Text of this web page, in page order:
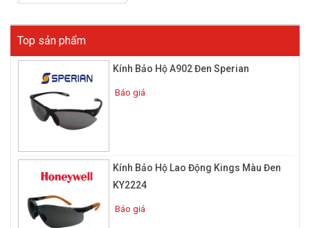
cong theo hình dáng khuôn mặt, giúp ôm sát phần mắt và ngăn
chặn bụi bẩn.
Màu kính thường trong suốt hoặc đen thêm nhiều lựa chọn với
phủ chống trầy xước giúp giảm thiểu tối đa sự bám bẩn của bụi.
Một vài lưu ý khi mua kính bảo hộ
chống bụi
Top sản phẩm
Kính Bảo Hộ A902 Đen Sperian
Báo giá
Kính Bảo Hộ Lao Động Kings Màu Đen
KY2224
Báo giá